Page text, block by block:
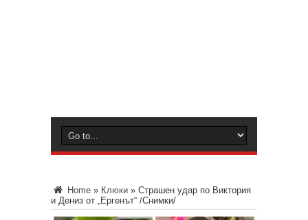
Home » Клюки » Страшен удар по Виктория
и Дениз от „Ергенът“ /Снимки/